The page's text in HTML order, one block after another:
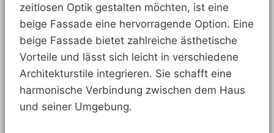
zeitlosen Optik gestalten möchten, ist eine
beige Fassade eine hervorragende Option. Eine
beige Fassade bietet zahlreiche ästhetische
Vorteile und lässt sich leicht in verschiedene
Architekturstile integrieren. Sie schafft eine
harmonische Verbindung zwischen dem Haus
und seiner Umgebung.